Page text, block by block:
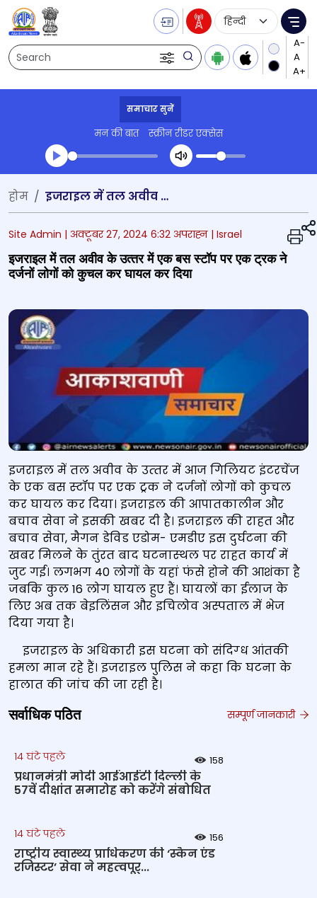
Search
Language
समाचार सुनें
मन की बात स्क्रीन रीडर एक्सेस
Transcript summary
होम इजराइल में तल अवीव के उत्‍तर में एक बस स्‍टॉप पर एक ट्रक ने दर्जनों लोगों को कुचल कर घायल कर दिया
Site Admin | अक्टूबर 27, 2024 6:32 अपराह्न | Israel
इजराइल में तल अवीव के उत्‍तर में एक बस स्‍टॉप पर एक ट्रक ने
दर्जनों लोगों को कुचल कर घायल कर दिया
इजराइल में तल अवीव के उत्‍तर में आज गिलियट इंटरचेंज
के एक बस स्‍टॉप पर एक ट्रक ने दर्जनों लोगों को कुचल
कर घायल कर दिया। इजराइल की आपातकालीन और
बचाव सेवा ने इसकी खबर दी है। इजराइल की राहत और
बचाव सेवा, मैगन डेविड एडोम- एमडीए इस दुर्घटना की
खबर मिलने के तुंरत बाद घटनास्‍थल पर राहत कार्य में
जुट गई। लगभग 40 लोगों के यहां फंसे होने की आशंका है
जबकि कुल 16 लोग घायल हुए हैं। घायलों का ईलाज के
लिए अब तक बेइलिंसन और इचिलोव अस्पताल में भेज
दिया गया है।
इजराइल के अधिकारी इस घटना को संदिग्‍ध आंतकी
हमला मान रहे हैं। इजराइल पुलिस ने कहा कि घटना के
हालात की जांच की जा रही है।
सर्वाधिक पठित सम्पूर्ण जानकारी
14 घंटे पहले 158
प्रधानमंत्री मोदी आईआईटी दिल्ली के
57वें दीक्षांत समारोह को करेंगे संबोधित
14 घंटे पहले 156
राष्‍ट्रीय स्‍वास्‍थ्‍य प्राधिकरण की ‘स्कैन एंड
रजिस्टर’ सेवा ने महत्‍वपूर्...